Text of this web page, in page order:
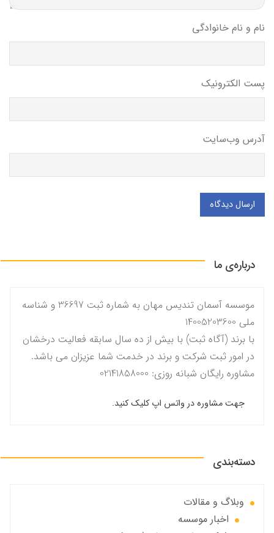
نام و نام خانوادگی
پست الکترونیک
آدرس وب‌سایت
ارسال دیدگاه
درباره‌ی ما
موسسه آسمان تندیس مهان به شماره ثبت 36697 و شناسه
ملی 14005203600
با برند (آگاه ثبت) با بیش از ده سال سابقه فعالیت درخشان
در امور ثبت شرکت و برند در خدمت شما عزیزان می باشد.
مشاوره رایگان شبانه روزی: 02141858000
جهت مشاوره در واتس اپ کلیک کنید.
دسته‌بندی
وبلاگ و مقالات
اخبار موسسه